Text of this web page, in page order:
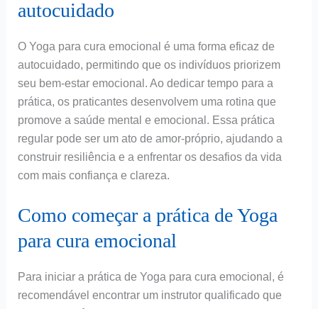
autocuidado
O Yoga para cura emocional é uma forma eficaz de
autocuidado, permitindo que os indivíduos priorizem
seu bem-estar emocional. Ao dedicar tempo para a
prática, os praticantes desenvolvem uma rotina que
promove a saúde mental e emocional. Essa prática
regular pode ser um ato de amor-próprio, ajudando a
construir resiliência e a enfrentar os desafios da vida
com mais confiança e clareza.
Como começar a prática de Yoga
para cura emocional
Para iniciar a prática de Yoga para cura emocional, é
recomendável encontrar um instrutor qualificado que